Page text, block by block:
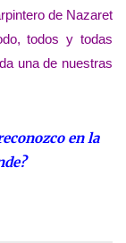
de Nazaret
todos y todas
una de nuestras
en la